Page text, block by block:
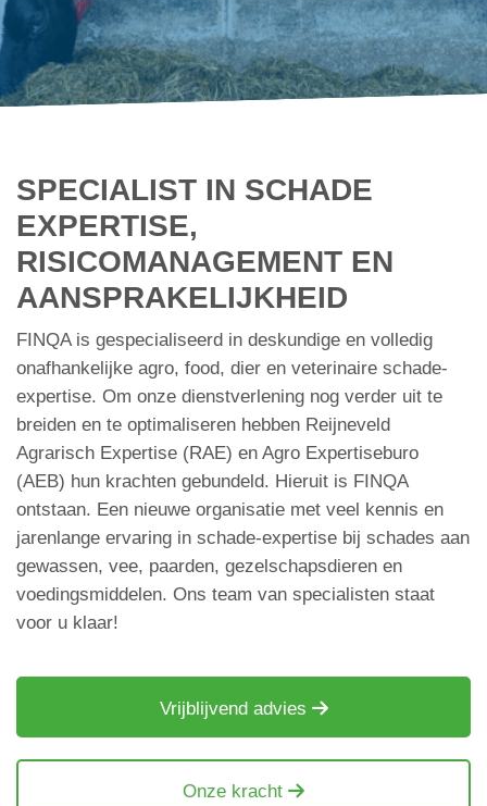
SPECIALIST IN SCHADE
EXPERTISE,
RISICOMANAGEMENT EN
AANSPRAKELIJKHEID
FINQA is gespecialiseerd in deskundige en volledig
onafhankelijke agro, food, dier en veterinaire schade-
expertise. Om onze dienstverlening nog verder uit te
breiden en te optimaliseren hebben Reijneveld
Agrarisch Expertise (RAE) en Agro Expertiseburo
(AEB) hun krachten gebundeld. Hieruit is FINQA
ontstaan. Een nieuwe organisatie met veel kennis en
jarenlange ervaring in schade-expertise bij schades aan
gewassen, vee, paarden, gezelschapsdieren en
voedingsmiddelen. Ons team van specialisten staat
voor u klaar!
Vrijblijvend advies
Onze kracht